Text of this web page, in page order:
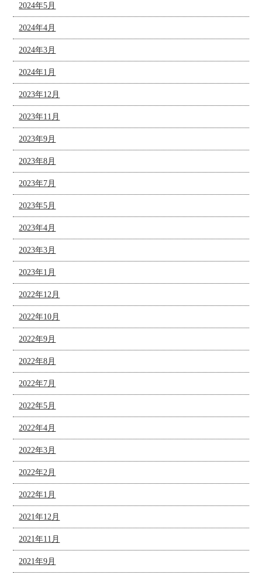
2024年5月
2024年4月
2024年3月
2024年1月
2023年12月
2023年11月
2023年9月
2023年8月
2023年7月
2023年5月
2023年4月
2023年3月
2023年1月
2022年12月
2022年10月
2022年9月
2022年8月
2022年7月
2022年5月
2022年4月
2022年3月
2022年2月
2022年1月
2021年12月
2021年11月
2021年9月